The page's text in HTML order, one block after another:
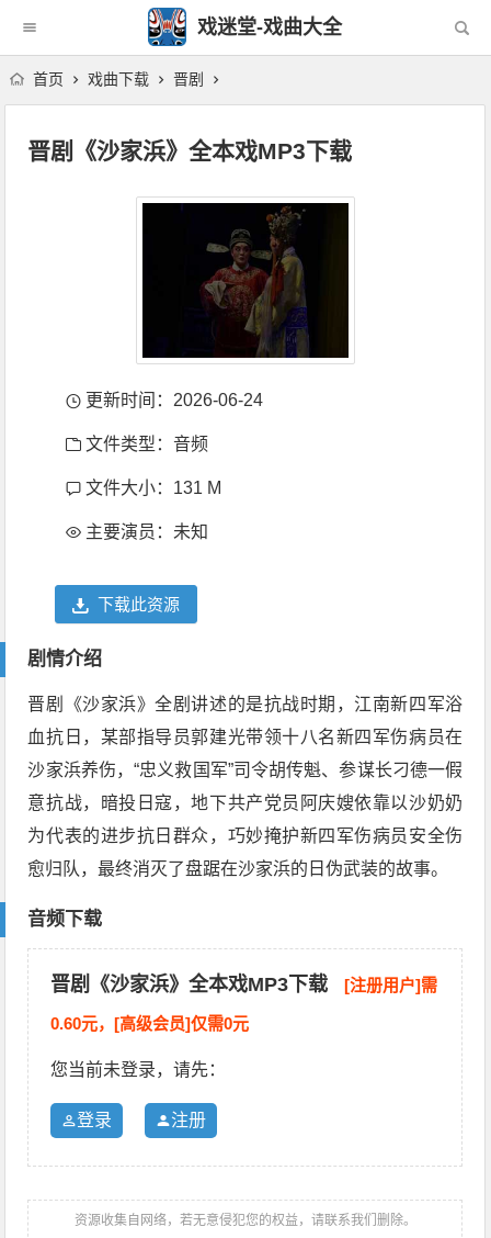
戏迷堂-戏曲大全
首页 戏曲下载 晋剧
晋剧《沙家浜》全本戏MP3下载
更新时间：2026-06-24
文件类型：音频
文件大小：131 M
主要演员：未知
下载此资源
剧情介绍
晋剧《沙家浜》全剧讲述的是抗战时期，江南新四军浴
血抗日，某部指导员郭建光带领十八名新四军伤病员在
沙家浜养伤，“忠义救国军”司令胡传魁、参谋长刁德一假
意抗战，暗投日寇，地下共产党员阿庆嫂依靠以沙奶奶
为代表的进步抗日群众，巧妙掩护新四军伤病员安全伤
愈归队，最终消灭了盘踞在沙家浜的日伪武装的故事。
音频下载
晋剧《沙家浜》全本戏MP3下载 [注册用户]需
0.60元，[高级会员]仅需0元
您当前未登录，请先：
登录 注册
资源收集自网络，若无意侵犯您的权益，请联系我们删除。